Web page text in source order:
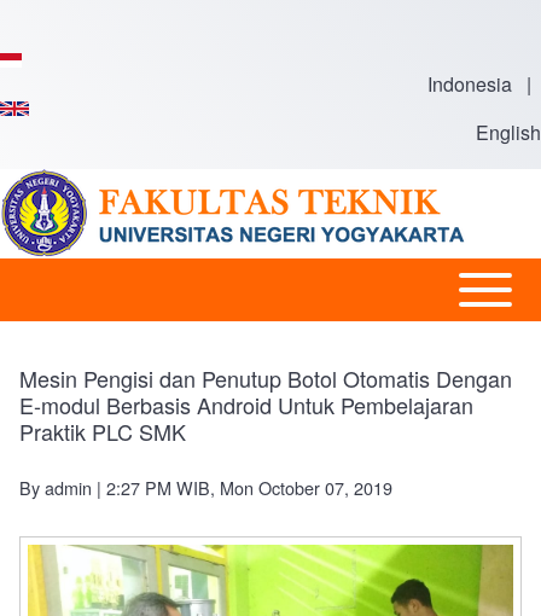
Indonesia |
English
navigation
Open or
Close
Main
Mesin Pengisi dan Penutup Botol Otomatis Dengan
E-modul Berbasis Android Untuk Pembelajaran
Praktik PLC SMK
Byadmin | 2:27 PM WIB, Mon October 07, 2019